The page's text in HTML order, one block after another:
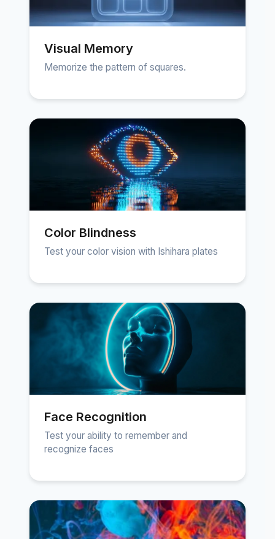
Visual Memory
Memorize the pattern of squares.
Color Blindness
Test your color vision with Ishihara plates
Face Recognition
Test your ability to remember and
recognize faces